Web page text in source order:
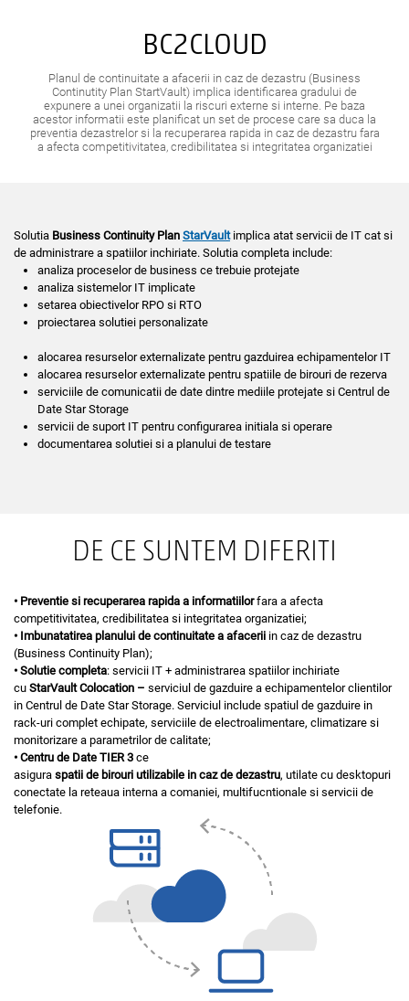
BC2CLOUD
Planul de continuitate a afacerii in caz de dezastru (Business
Continutity Plan StartVault) implica identificarea gradului de
expunere a unei organizatii la riscuri externe si interne. Pe baza
acestor informatii este planificat un set de procese care sa duca la
preventia dezastrelor si la recuperarea rapida in caz de dezastru fara
a afecta competitivitatea, credibilitatea si integritatea organizatiei
Solutia Business Continuity Plan StarVault implica atat servicii de IT cat si
de administrare a spatiilor inchiriate. Solutia completa include:
analiza proceselor de business ce trebuie protejate
analiza sistemelor IT implicate
setarea obiectivelor RPO si RTO
proiectarea solutiei personalizate
alocarea resurselor externalizate pentru gazduirea echipamentelor IT
alocarea resurselor externalizate pentru spatiile de birouri de rezerva
serviciile de comunicatii de date dintre mediile protejate si Centrul de
Date Star Storage
servicii de suport IT pentru configurarea initiala si operare
documentarea solutiei si a planului de testare
DE CE SUNTEM DIFERITI
• Preventie si recuperarea rapida a informatiilorfara a afecta
competitivitatea, credibilitatea si integritatea organizatiei;
• Imbunatatirea planului de continuitate a afacerii in caz de dezastru
(Business Continuity Plan);
• Solutie completa: servicii IT + administrarea spatiilor inchiriate
cu StarVaultColocation – serviciul de gazduire a echipamentelor clientilor
in Centrul de Date Star Storage. Serviciul include spatiul de gazduire in
rack-uri complet echipate, serviciile de electroalimentare, climatizare si
monitorizare a parametrilor de calitate;
• Centru de Date TIER 3 ce
asigura spatii de birouri utilizabile in cazde dezastru, utilate cu desktopuri
conectate la reteaua interna a comaniei, multifucntionale si servicii de
telefonie.